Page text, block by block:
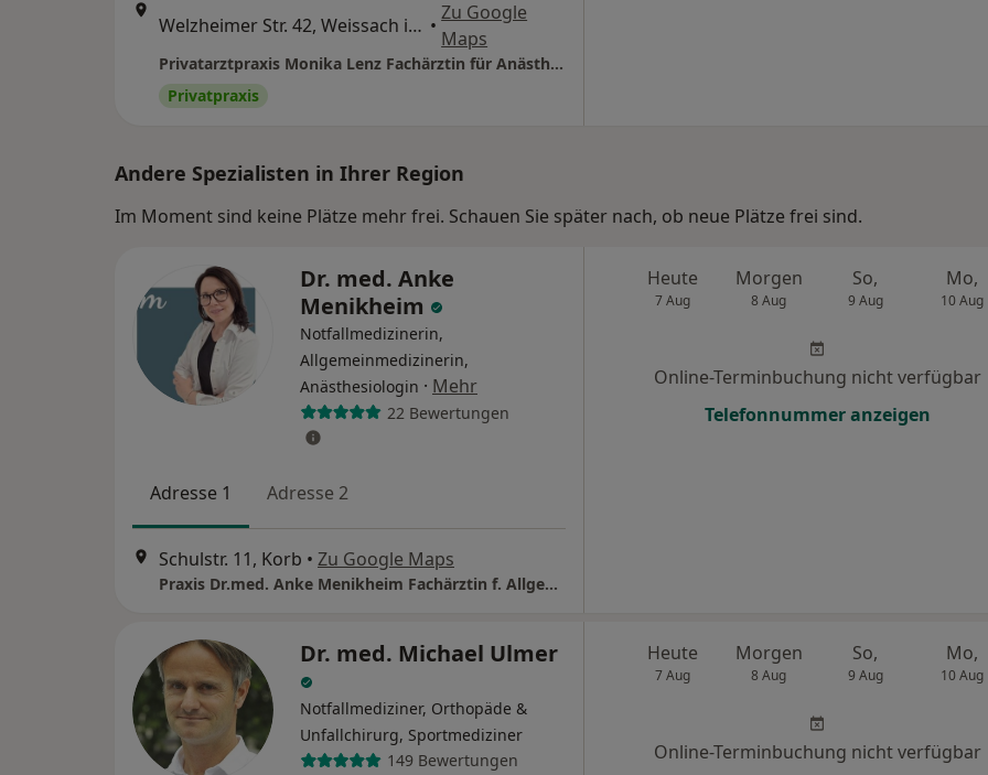
Welzheimer Str. 42, Weissach im Tal •
Zu Google
Maps
Privatarztpraxis Monika Lenz Fachärztin für Anästhesiologie
Privatpraxis
Andere Spezialisten in Ihrer Region
Im Moment sind keine Plätze mehr frei. Schauen Sie später nach, ob neue Plätze frei sind.
Dr. med. Anke
Menikheim
Notfallmedizinerin,
Allgemeinmedizinerin,
Anästhesiologin · Mehr
22 Bewertungen
Adresse 1 Adresse 2
Schulstr. 11, Korb • Zu Google Maps
Praxis Dr.med. Anke Menikheim Fachärztin f. Allgemeinmedizin
Heute
7 Aug
Morgen
8 Aug
So,
9 Aug
Mo,
10 Aug
Online-Terminbuchung nicht verfügbar
Telefonnummer anzeigen
Dr. med. Michael Ulmer
Notfallmediziner, Orthopäde &
Unfallchirurg, Sportmediziner
149 Bewertungen
Heute
7 Aug
Morgen
8 Aug
So,
9 Aug
Mo,
10 Aug
Online-Terminbuchung nicht verfügbar